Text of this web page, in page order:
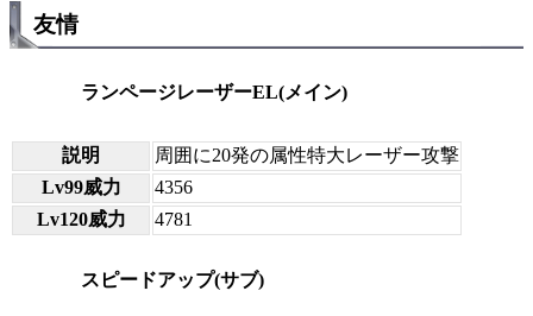
友情
ランページレーザーEL(メイン)
説明
周囲に20発の属性特大レーザー攻撃
Lv99威力
4356
Lv120威力
4781
スピードアップ(サブ)